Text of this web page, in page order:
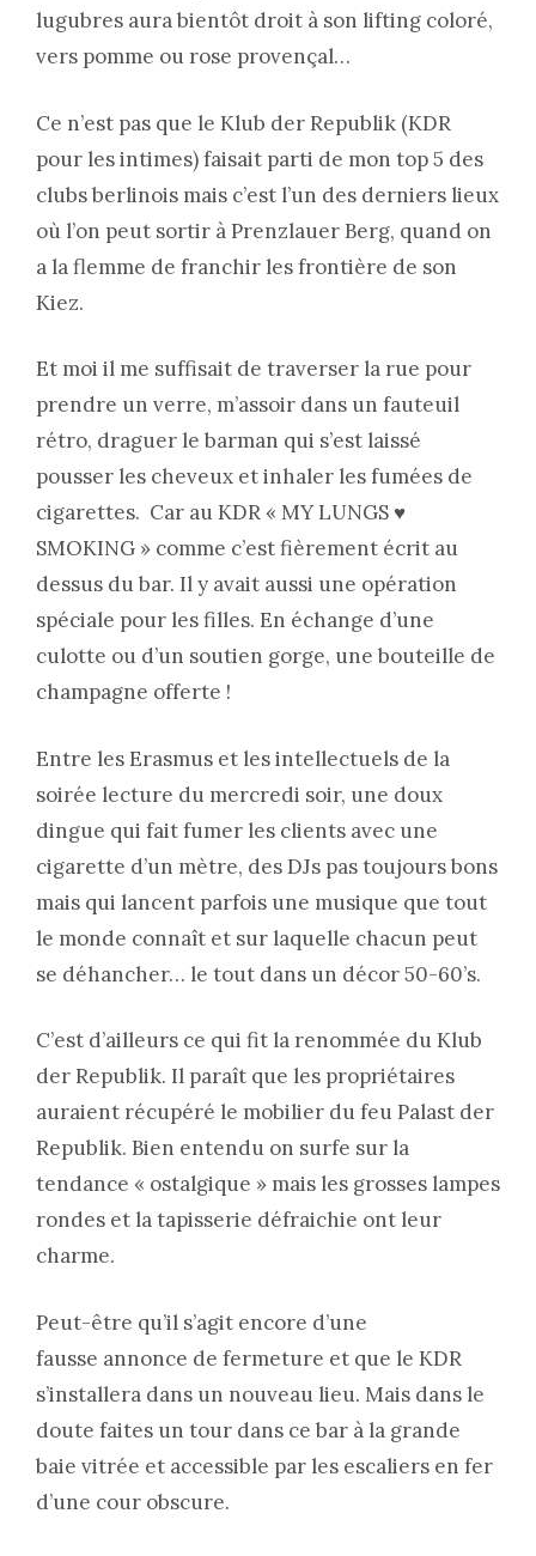
lugubres aura bientôt droit à son lifting coloré,
vers pomme ou rose provençal…
Ce n’est pas que le Klub der Republik (KDR
pour les intimes) faisait parti de mon top 5 des
clubs berlinois mais c’est l’un des derniers lieux
où l’on peut sortir à Prenzlauer Berg, quand on
a la flemme de franchir les frontière de son
Kiez.
Et moi il me suffisait de traverser la rue pour
prendre un verre, m’assoir dans un fauteuil
rétro, draguer le barman qui s’est laissé
pousser les cheveux et inhaler les fumées de
cigarettes. Car au KDR « MY LUNGS ♥
SMOKING » comme c’est fièrement écrit au
dessus du bar. Il y avait aussi une opération
spéciale pour les filles. En échange d’une
culotte ou d’un soutien gorge, une bouteille de
champagne offerte !
Entre les Erasmus et les intellectuels de la
soirée lecture du mercredi soir, une doux
dingue qui fait fumer les clients avec une
cigarette d’un mètre, des DJs pas toujours bons
mais qui lancent parfois une musique que tout
le monde connaît et sur laquelle chacun peut
se déhancher… le tout dans un décor 50-60’s.
C’est d’ailleurs ce qui fit la renommée du Klub
der Republik. Il paraît que les propriétaires
auraient récupéré le mobilier du feu Palast der
Republik. Bien entendu on surfe sur la
tendance « ostalgique » mais les grosses lampes
rondes et la tapisserie défraichie ont leur
charme.
Peut-être qu’il s’agit encore d’une
fausse annonce de fermeture et que le KDR
s’installera dans un nouveau lieu. Mais dans le
doute faites un tour dans ce bar à la grande
baie vitrée et accessible par les escaliers en fer
d’une cour obscure.